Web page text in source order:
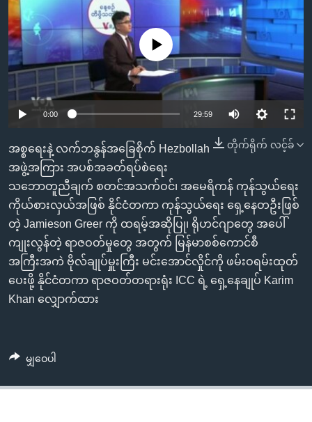
ရန်
ပင်မ
အ
ညွန်း
စာမျက်နှာ
ကြည့်
ရန်
ရှာဖွေ
ရန်
နေရာ
သို့
ကျော်
ရန်
မကြေးမုံရဲ့ အင်္ဂလိပ်စာ
ရုပ်ရှင်ထဲက အင်္ဂလိပ်စာ
သုတပဒေသာ အင်္ဂလိပ်စာ
ရေဒီယို
တီဗွီ
ရေဒီယိုနှင့်ရုပ်သံ အချက်အလက်များ
ရေဒီယို/တီဗွီအစီအစဉ်
Learning English
ဗွီအိုအေ လူမှုကွန်ယက်များ
ဘာသာစကားများ
No media source currently available
0:00 29:59
တိုက်ရိုက် လင့်ခ်
အစ္စရေးနဲ့ လက်ဘနွန်အခြေစိုက် Hezbollah
အဖွဲ့အကြား အပစ်အခတ်ရပ်စဲရေး
သဘောတူညီချက် စတင်အသက်ဝင်၊ အမေရိကန် ကုန်သွယ်ရေး
ကိုယ်စားလှယ်အဖြစ် နိုင်ငံတကာ ကုန်သွယ်ရေး ရှေ့နေတဦးဖြစ်
တဲ့ Jamieson Greer ကို ထရမ့်အဆိုပြု၊ ရိုဟင်ဂျာတွေ အပေါ်
ကျုးလွန်တဲ့ ရာဇဝတ်မှုတွေ အတွက် မြန်မာစစ်ကောင်စီ
အကြီးအကဲ ဗိုလ်ချုပ်မှူးကြီး မင်းအောင်လှိုင်ကို ဖမ်းဝရမ်းထုတ်
ပေးဖို့ နိုင်ငံတကာ ရာဇဝတ်တရားရုံး ICC ရဲ့ ရှေ့နေချုပ် Karim
Khan လျှောက်ထား
မျှဝေပါ